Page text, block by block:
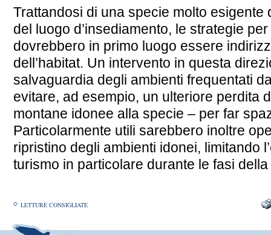
Trattandosi di una specie molto esigente
del luogo d’insediamento, le strategie
dovrebbero in primo luogo essere
dell’habitat. Un intervento in questa
salvaguardia degli ambienti frequentati
evitare, ad esempio, un ulteriore perdita
montane idonee alla specie – per far
Particolarmente utili sarebbero inoltre
ripristino degli ambienti idonei, limitando
turismo in particolare durante le fasi
LETTURE CONSIGLIATE